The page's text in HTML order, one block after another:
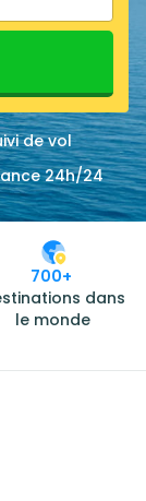
de vol
24h/24
700+
dans
le monde